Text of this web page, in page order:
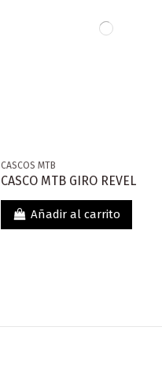
CASCOS MTB
CASCO MTB GIRO REVEL
Añadir al carrito